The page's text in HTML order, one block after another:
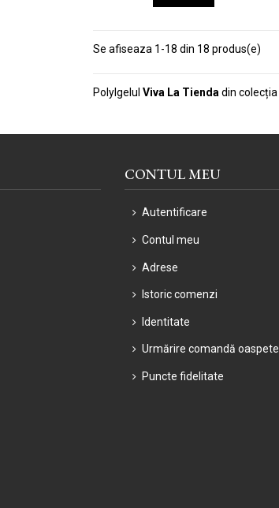
Se afiseaza 1-18 din 18 produs(e)
Polylgelul Viva La Tienda din colecția
CONTUL MEU
Autentificare
Contul meu
Adrese
Istoric comenzi
Identitate
Urmărire comandă oaspete
Puncte fidelitate